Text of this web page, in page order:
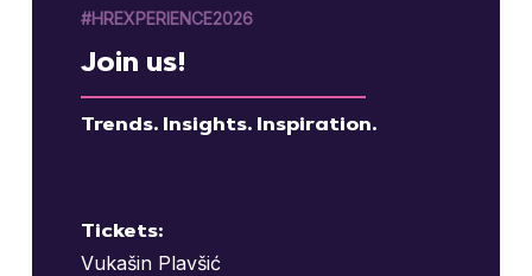
#HREXPERIENCE2026
Join us!
Trends. Insights. Inspiration.
Tickets:
Vukašin Plavšić